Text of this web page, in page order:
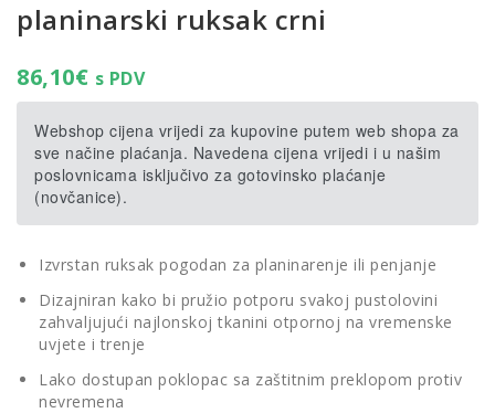
planinarski ruksak crni
86,10€ s PDV
Webshop cijena vrijedi za kupovine putem web shopa za
sve načine plaćanja. Navedena cijena vrijedi i u našim
poslovnicama isključivo za gotovinsko plaćanje
(novčanice).
Izvrstan ruksak pogodan za planinarenje ili penjanje
Dizajniran kako bi pružio potporu svakoj pustolovini
zahvaljujući najlonskoj tkanini otpornoj na vremenske
uvjete i trenje
Lako dostupan poklopac sa zaštitnim preklopom protiv
nevremena